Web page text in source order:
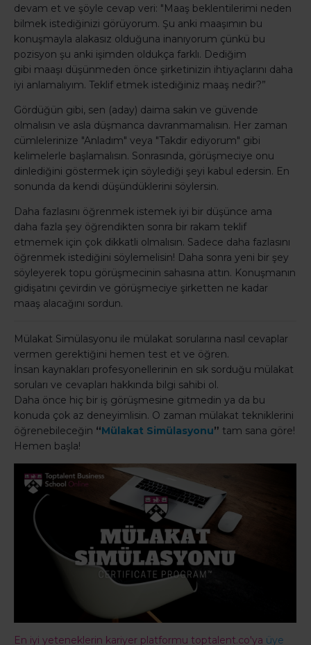
devam et ve şöyle cevap veri: "Maaş beklentilerimi neden
bilmek istediğinizi görüyorum. Şu anki maaşımın bu
konuşmayla alakasız olduğuna inanıyorum çünkü bu
pozisyon şu anki işimden oldukça farklı. Dediğim
gibi maaşı düşünmeden önce şirketinizin ihtiyaçlarını daha
iyi anlamalıyım. Teklif etmek istediğiniz maaş nedir?”
Gördüğün gibi, sen (aday) daima sakin ve güvende
olmalısın ve asla düşmanca davranmamalısın. Her zaman
cümlelerinize "Anladım" veya "Takdir ediyorum" gibi
kelimelerle başlamalısın. Sonrasında, görüşmeciye onu
dinlediğini göstermek için söylediği şeyi kabul edersin. En
sonunda da kendi düşündüklerini söylersin.
Daha fazlasını öğrenmek istemek iyi bir düşünce ama
daha fazla şey öğrendikten sonra bir rakam teklif
etmemek için çok dikkatli olmalısın. Sadece daha fazlasını
öğrenmek istediğini söylemelisin! Daha sonra yeni bir şey
söyleyerek topu görüşmecinin sahasına attın. Konuşmanın
gidişatını çevirdin ve görüşmeciye şirketten ne kadar
maaş alacağını sordun.
Mülakat Simülasyonu ile mülakat sorularına nasıl cevaplar
vermen gerektiğini hemen test et ve öğren.
İnsan kaynakları profesyonellerinin en sık sorduğu mülakat
soruları ve cevapları hakkında bilgi sahibi ol.
Daha önce hiç bir iş görüşmesine gitmedin ya da bu
konuda çok az deneyimlisin. O zaman mülakat tekniklerini
öğrenebileceğin “Mülakat Simülasyonu” tam sana göre!
Hemen başla!
En iyi yeteneklerin kariyer platformu toptalent.co'ya üye